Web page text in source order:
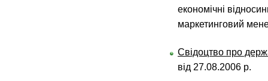
економічні
маркетинговий
Свідоцтво про
від 27.08.2006 р.